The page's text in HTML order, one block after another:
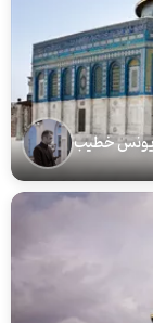
خطیب